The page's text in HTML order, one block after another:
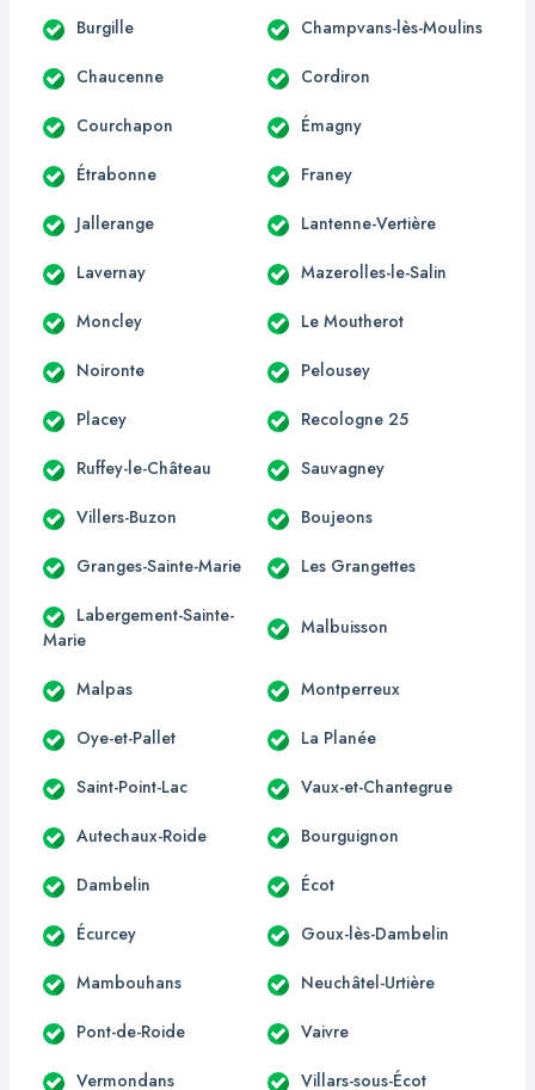
Burgille Champvans-lès-Moulins
Chaucenne Cordiron
Courchapon Émagny
Étrabonne Franey
Jallerange Lantenne-Vertière
Lavernay Mazerolles-le-Salin
Moncley Le Moutherot
Noironte Pelousey
Placey Recologne 25
Ruffey-le-Château Sauvagney
Villers-Buzon Boujeons
Granges-Sainte-Marie Les Grangettes
Labergement-Sainte-
Marie
Malbuisson
Malpas Montperreux
Oye-et-Pallet La Planée
Saint-Point-Lac Vaux-et-Chantegrue
Autechaux-Roide Bourguignon
Dambelin Écot
Écurcey Goux-lès-Dambelin
Mambouhans Neuchâtel-Urtière
Pont-de-Roide Vaivre
Vermondans Villars-sous-Écot